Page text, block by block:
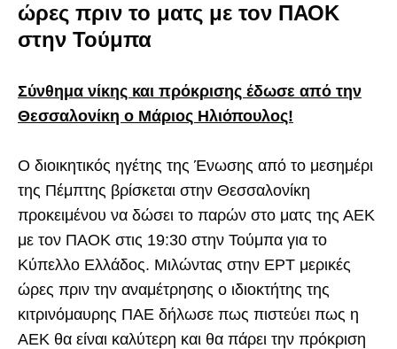
ώρες πριν το ματς με τον ΠΑΟΚ
στην Τούμπα
Σύνθημα νίκης και πρόκρισης έδωσε από την
Θεσσαλονίκη ο Μάριος Ηλιόπουλος!
Ο διοικητικός ηγέτης της Ένωσης από το μεσημέρι
της Πέμπτης βρίσκεται στην Θεσσαλονίκη
προκειμένου να δώσει το παρών στο ματς της ΑΕΚ
με τον ΠΑΟΚ στις 19:30 στην Τούμπα για το
Κύπελλο Ελλάδος. Μιλώντας στην ΕΡΤ μερικές
ώρες πριν την αναμέτρησης ο ιδιοκτήτης της
κιτρινόμαυρης ΠΑΕ δήλωσε πως πιστεύει πως η
ΑΕΚ θα είναι καλύτερη και θα πάρει την πρόκριση